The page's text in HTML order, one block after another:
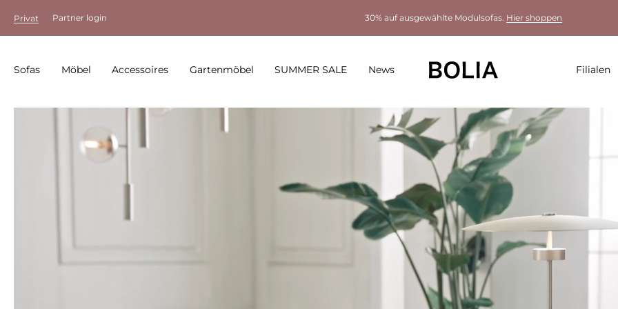
Privat Partner login 30% auf ausgewählte Modulsofas. Hier shoppen
Sofas Möbel Accessoires Gartenmöbel SUMMER SALE News Filialen